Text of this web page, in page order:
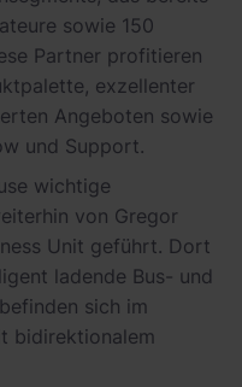
sowie 150
Partner profitieren
exzellenter
Angeboten sowie
und Support.
wichtige
von Gregor
Unit geführt. Dort
ladende Bus- und
sich im
bidirektionalem